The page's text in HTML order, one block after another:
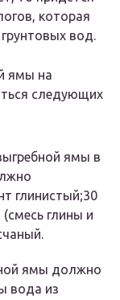
которая
вод.
ямы на
следующих
ямы в
глинистый;30
глины и
ямы должно
вода из